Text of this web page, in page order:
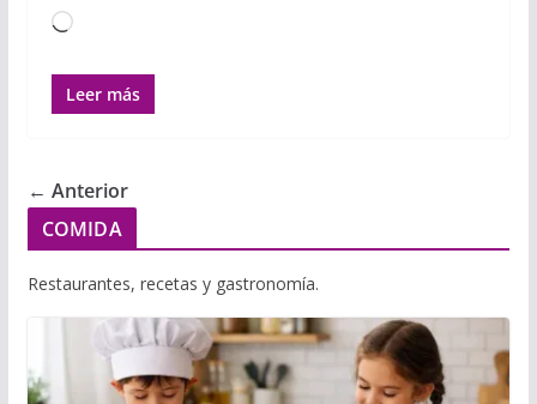
Cargando...
Leer más
← Anterior
COMIDA
Restaurantes, recetas y gastronomía.